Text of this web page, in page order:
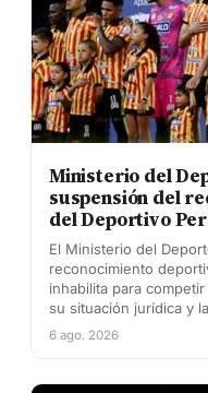
Ministerio del
suspensión del
del Deportivo
El Ministerio del
reconocimiento
inhabilita para
su situación jurídica y
6 ago. 2026